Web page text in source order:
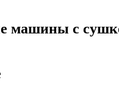
машины с